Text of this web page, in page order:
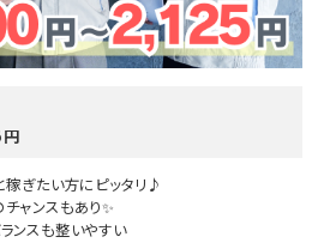
ぎたい方にピッタリ♪
ャンスもあり✨
ンスも整いやすい